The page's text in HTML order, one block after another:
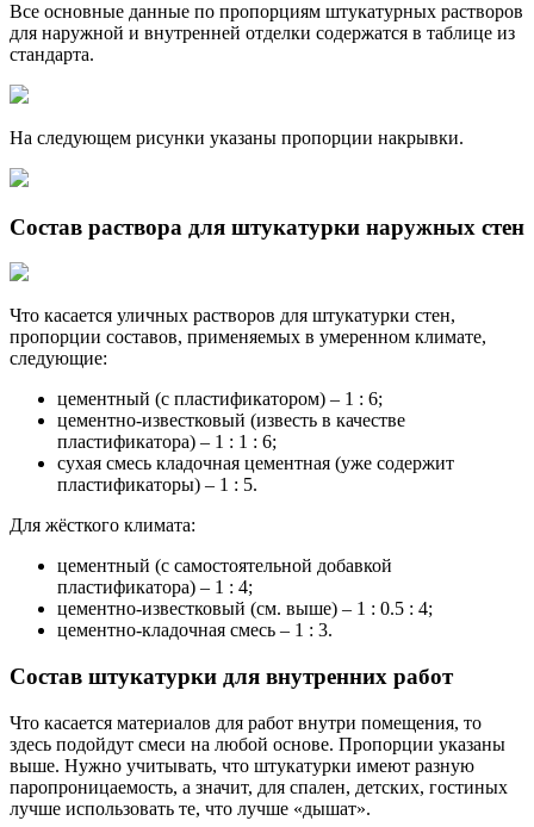
Все основные данные по пропорциям штукатурных растворов
для наружной и внутренней отделки содержатся в таблице из
стандарта.
На следующем рисунки указаны пропорции накрывки.
Состав раствора для штукатурки наружных стен
Что касается уличных растворов для штукатурки стен,
пропорции составов, применяемых в умеренном климате,
следующие:
цементный (с пластификатором) – 1 : 6;
цементно-известковый (известь в качестве
пластификатора) – 1 : 1 : 6;
сухая смесь кладочная цементная (уже содержит
пластификаторы) – 1 : 5.
Для жёсткого климата:
цементный (с самостоятельной добавкой
пластификатора) – 1 : 4;
цементно-известковый (см. выше) – 1 : 0.5 : 4;
цементно-кладочная смесь – 1 : 3.
Состав штукатурки для внутренних работ
Что касается материалов для работ внутри помещения, то
здесь подойдут смеси на любой основе. Пропорции указаны
выше. Нужно учитывать, что штукатурки имеют разную
паропроницаемость, а значит, для спален, детских, гостиных
лучше использовать те, что лучше «дышат».